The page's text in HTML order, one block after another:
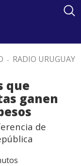
. RADIO URUGUAY
que
ganen
de